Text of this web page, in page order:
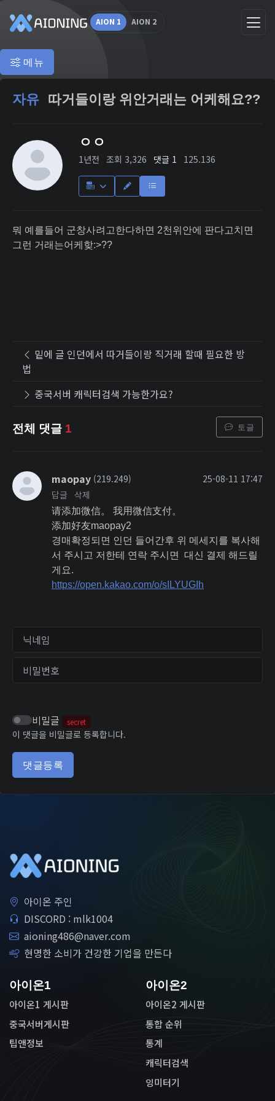
AION 1 AION 2
메뉴
자유 따거들이랑 위안거래는 어케해요??
ㅇㅇ
1년전 조회 3,326 댓글 1 125.136
뭐 예를들어 군창사려고한다하면 2천위안에 판다고치면
그런 거래는어케핮:>??
밑에 글 인던에서 따거들이랑 직거래 할때 필요한 방
법
중국서버 캐릭터검색 가능한가요?
전체 댓글 1 토글
maopay (219.249)
25-08-11 17:47
답글 삭제
请添加微信。 我用微信支付。
添加好友maopay2
경매확정되면 인던 들어간후 위 메세지를 복사해
서 주시고 저한테 연락 주시면 대신 결제 해드릴
게요.
https://open.kakao.com/o/sILYUGIh
닉네임
비밀번호
비밀글 secret
이 댓글을 비밀글로 등록합니다.
댓글등록
아이온 주인
DISCORD : mlk1004
aioning486@naver.com
현명한 소비가 건강한 기업을 만든다
아이온1
아이온1 게시판
중국서버게시판
팁앤정보
아이온2
아이온2 게시판
통합 순위
통계
캐릭터검색
잉미터기